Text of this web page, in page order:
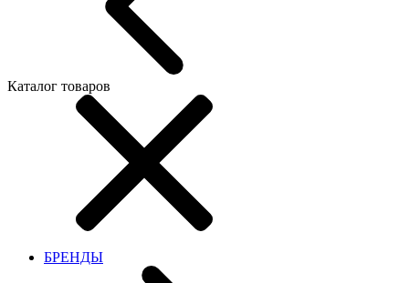
Каталог товаров
БРЕНДЫ